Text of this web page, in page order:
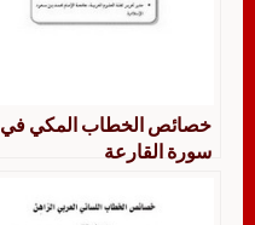
خصائص الخطاب المكي في
سورة القارعة